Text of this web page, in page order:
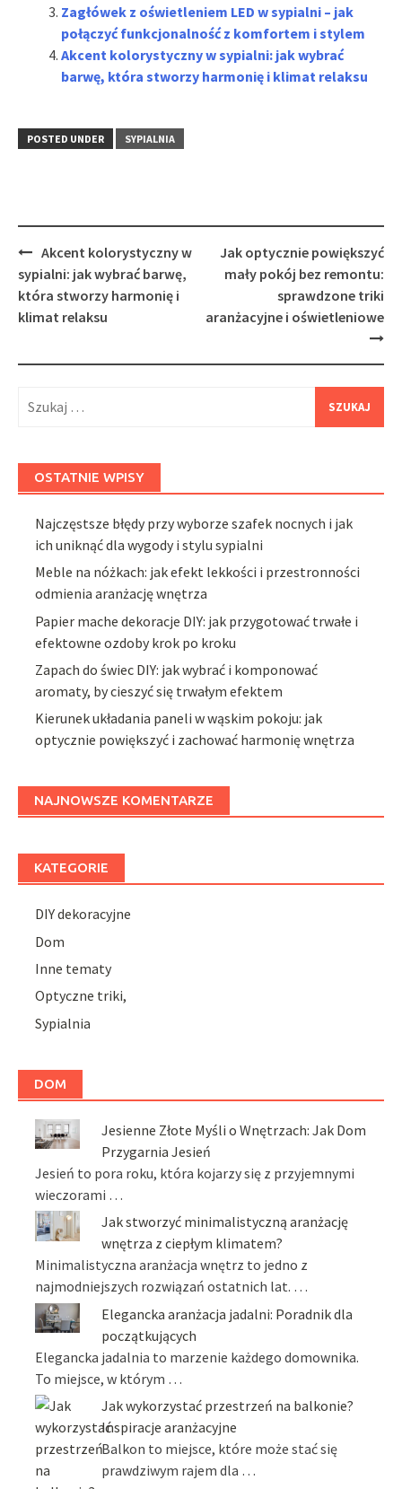
Zagłówek z oświetleniem LED w sypialni – jak
połączyć funkcjonalność z komfortem i stylem
Akcent kolorystyczny w sypialni: jak wybrać
barwę, która stworzy harmonię i klimat relaksu
POSTED UNDER SYPIALNIA
Post
navigation
Akcent kolorystyczny w
sypialni: jak wybrać barwę,
która stworzy harmonię i
klimat relaksu
Jak optycznie powiększyć
mały pokój bez remontu:
sprawdzone triki
aranżacyjne i oświetleniowe
OSTATNIE WPISY
Najczęstsze błędy przy wyborze szafek nocnych i jak
ich uniknąć dla wygody i stylu sypialni
Meble na nóżkach: jak efekt lekkości i przestronności
odmienia aranżację wnętrza
Papier mache dekoracje DIY: jak przygotować trwałe i
efektowne ozdoby krok po kroku
Zapach do świec DIY: jak wybrać i komponować
aromaty, by cieszyć się trwałym efektem
Kierunek układania paneli w wąskim pokoju: jak
optycznie powiększyć i zachować harmonię wnętrza
NAJNOWSZE KOMENTARZE
KATEGORIE
DIY dekoracyjne
Dom
Inne tematy
Optyczne triki,
Sypialnia
DOM
Jesienne Złote Myśli o Wnętrzach: Jak Dom
Przygarnia Jesień
Jesień to pora roku, która kojarzy się z przyjemnymi
wieczorami …
Jak stworzyć minimalistyczną aranżację
wnętrza z ciepłym klimatem?
Minimalistyczna aranżacja wnętrz to jedno z
najmodniejszych rozwiązań ostatnich lat. …
Elegancka aranżacja jadalni: Poradnik dla
początkujących
Elegancka jadalnia to marzenie każdego domownika.
To miejsce, w którym …
Jak wykorzystać przestrzeń na balkonie?
Inspiracje aranżacyjne
Balkon to miejsce, które może stać się
prawdziwym rajem dla …